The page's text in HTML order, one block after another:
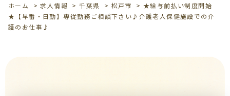
ホーム >求人情報 >千葉県 > 松戸市 >★給与前払い制度開始
★【早番・日勤】専従勤務ご相談下さい♪介護老人保健施設での介
護のお仕事♪